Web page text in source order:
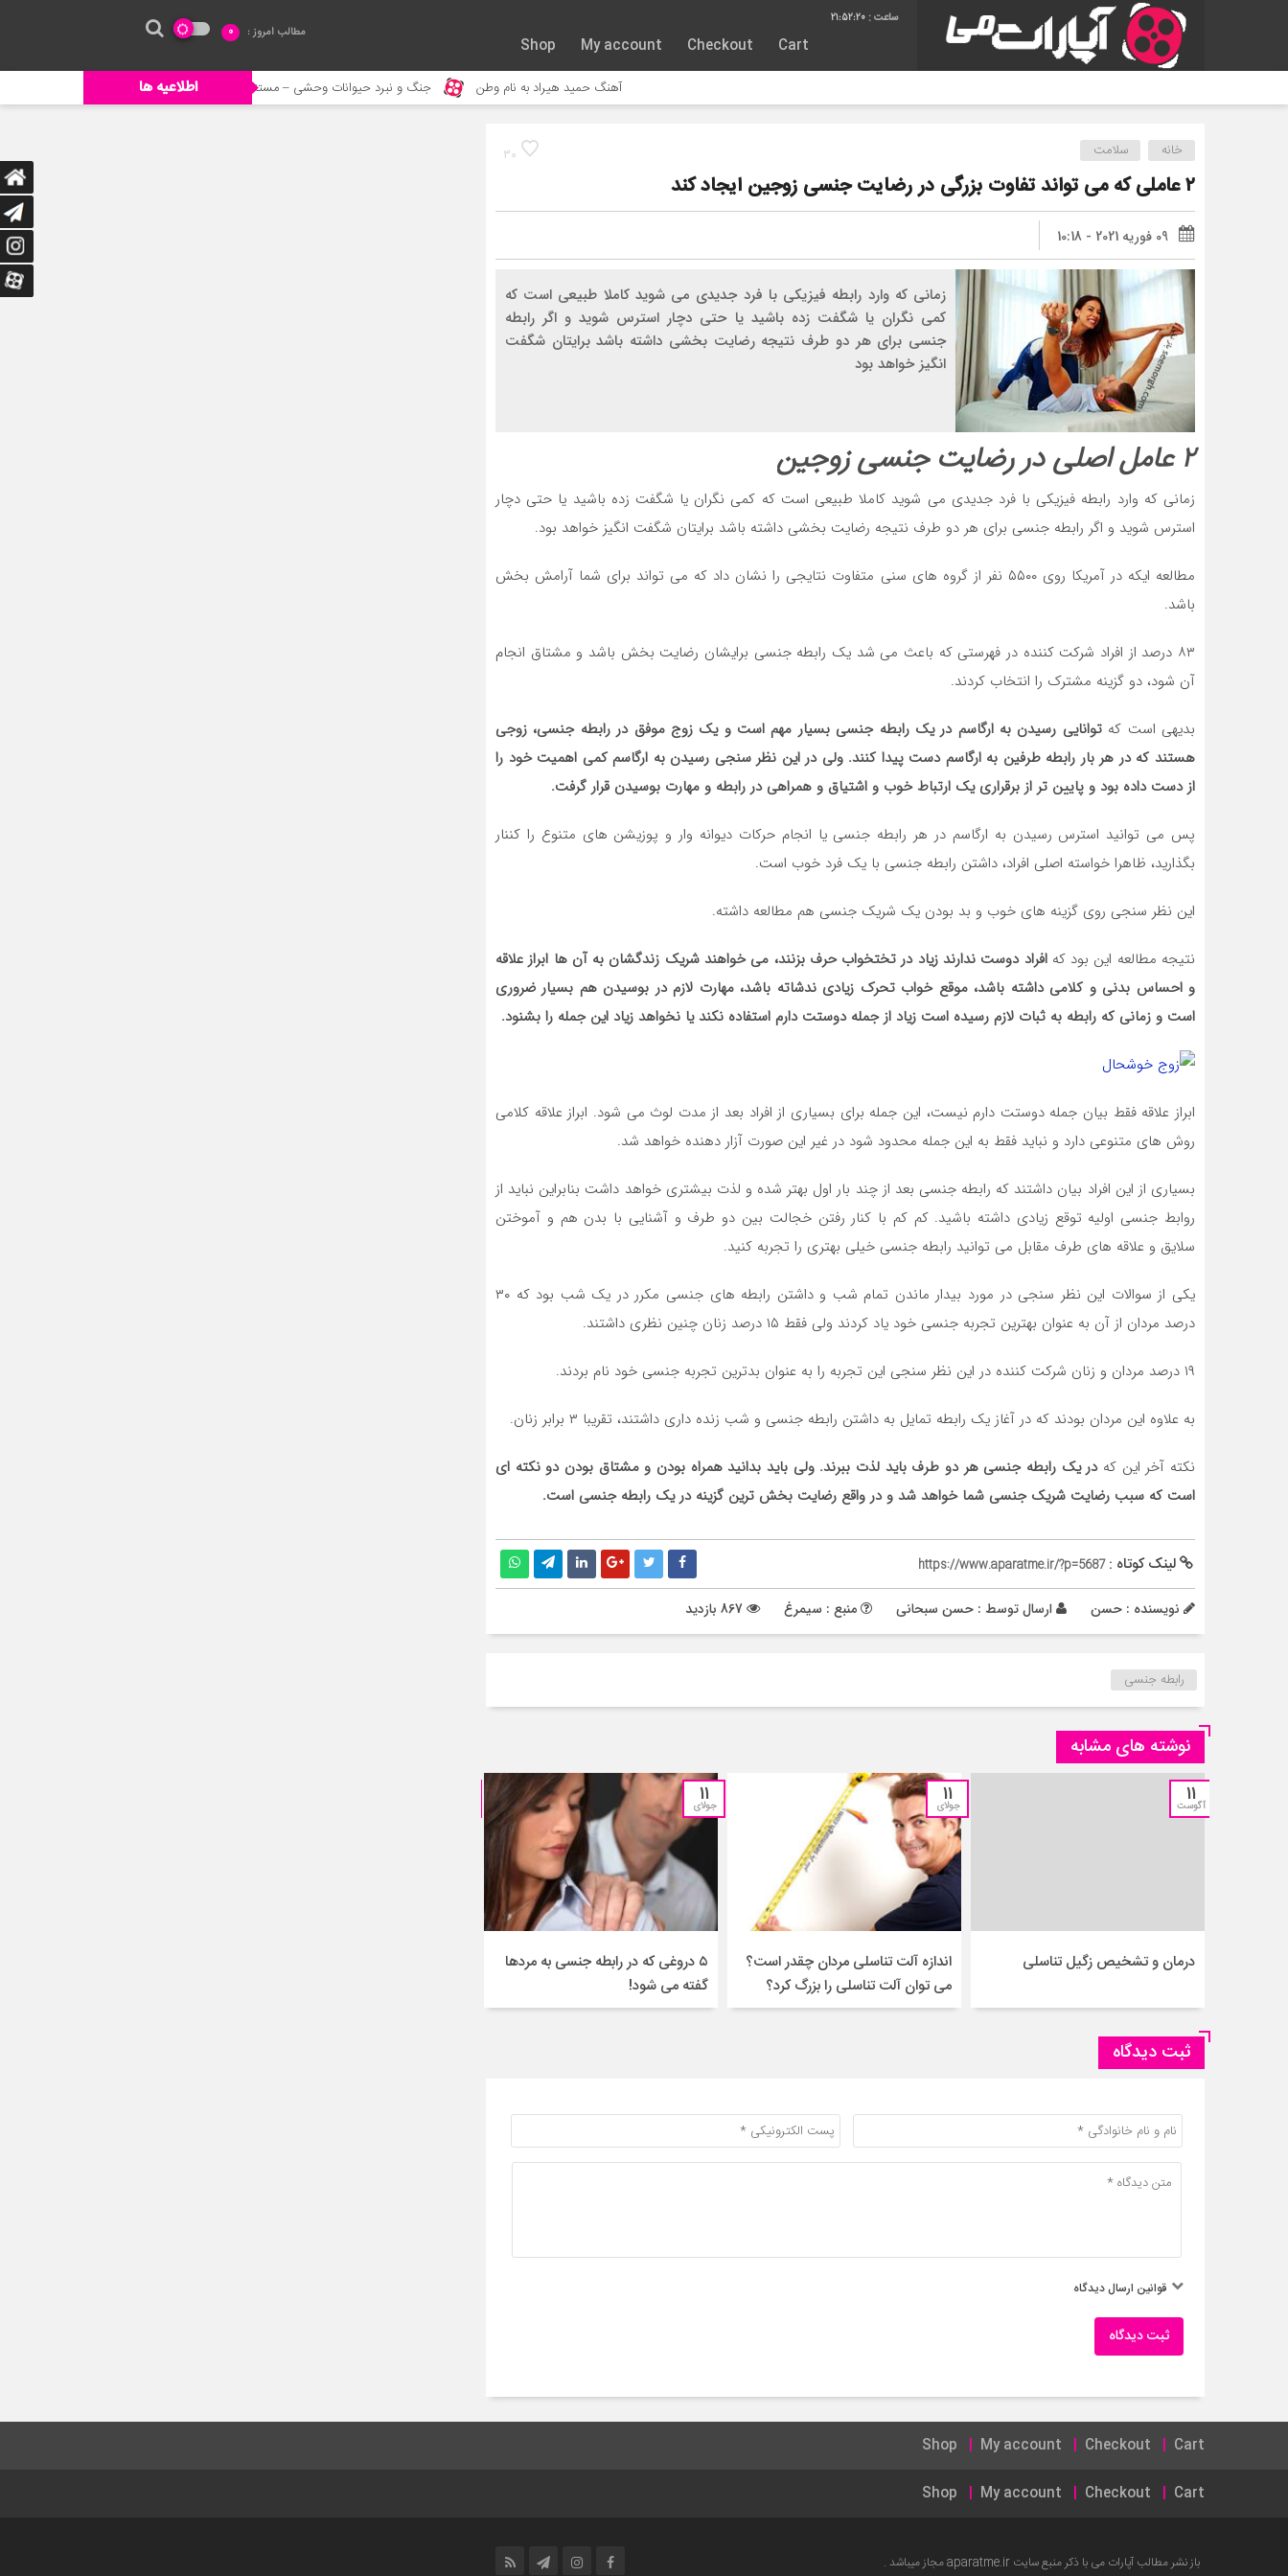
21:52:20
Cart
Checkout
My account
Shop
مطالب امروز : 0
اطلاعیه ها آهنگ حمید هیراد به نام وطن جنگ و نبرد حیوانات وحشی – مستند حیات وحش خورده شدن ادم توسط حیوانات وحشی
30 خانه سلامت
۲ عاملی که می تواند تفاوت بزرگی در رضایت جنسی زوجین ایجاد کند
09 فوریه 2021 - 10:18
زمانی که وارد رابطه فیزیکی با فرد جدیدی می شوید کاملا طبیعی است که
کمی نگران یا شگفت زده باشید یا حتی دچار استرس شوید و اگر رابطه
جنسی برای هر دو طرف نتیجه رضایت بخشی داشته باشد برایتان شگفت
انگیز خواهد بود
۲ عامل اصلی در رضایت جنسی زوجین
زمانی که وارد رابطه فیزیکی با فرد جدیدی می شوید کاملا طبیعی است که کمی نگران یا شگفت زده باشید یا حتی دچار
استرس شوید و اگر رابطه جنسی برای هر دو طرف نتیجه رضایت بخشی داشته باشد برایتان شگفت انگیز خواهد بود.
مطالعه ایکه در آمریکا روی ۵۵۰۰ نفر از گروه های سنی متفاوت نتایجی را نشان داد که می تواند برای شما آرامش بخش
باشد.
۸۳ درصد از افراد شرکت کننده در فهرستی که باعث می شد یک رابطه جنسی برایشان رضایت بخش باشد و مشتاق انجام
آن شود، دو گزینه مشترک را انتخاب کردند.
بدیهی است که توانایی رسیدن به ارگاسم در یک رابطه جنسی بسیار مهم است و یک زوج موفق در رابطه جنسی، زوجی
هستند که در هر بار رابطه طرفین به ارگاسم دست پیدا کنند. ولی در این نظر سنجی رسیدن به ارگاسم کمی اهمیت خود را
از دست داده بود و پایین تر از برقراری یک ارتباط خوب و اشتیاق و همراهی در رابطه و مهارت بوسیدن قرار گرفت.
پس می توانید استرس رسیدن به ارگاسم در هر رابطه جنسی یا انجام حرکات دیوانه وار و پوزیشن های متنوع را کننار
بگذارید، ظاهرا خواسته اصلی افراد، داشتن رابطه جنسی با یک فرد خوب است.
این نظر سنجی روی گزینه های خوب و بد بودن یک شریک جنسی هم مطالعه داشته.
نتیجه مطالعه این بود کهافراد دوست ندارند زیاد در تختخواب حرف بزنند، می خواهند شریک زندگشان به آن ها ابراز علاقه
و احساس بدنی و کلامی داشته باشد، موقع خواب تحرک زیادی ندشاته باشد، مهارت لازم در بوسیدن هم بسیار ضروری
است و زمانی که رابطه به ثبات لازم رسیده است زیاد از جمله دوستت دارم استفاده نکند یا نخواهد زیاد این جمله را بشنود.
ابراز علاقه فقط بیان جمله دوستت دارم نیست، این جمله برای بسیاری از افراد بعد از مدت لوث می شود. ابراز علاقه کلامی
روش های متنوعی دارد و نباید فقط به این جمله محدود شود در غیر این صورت آزار دهنده خواهد شد.
بسیاری از این افراد بیان داشتند که رابطه جنسی بعد از چند بار اول بهتر شده و لذت بیشتری خواهد داشت بنابراین نباید از
روابط جنسی اولیه توقع زیادی داشته باشید. کم کم با کنار رفتن خجالت بین دو طرف و آشنایی با بدن هم و آموختن
سلایق و علاقه های طرف مقابل می توانید رابطه جنسی خیلی بهتری را تجربه کنید.
یکی از سوالات این نظر سنجی در مورد بیدار ماندن تمام شب و داشتن رابطه های جنسی مکرر در یک شب بود که ۳۰
درصد مردان از آن به عنوان بهترین تجربه جنسی خود یاد کردند ولی فقط ۱۵ درصد زنان چنین نظری داشتند.
۱۹ درصد مردان و زنان شرکت کننده در این نظر سنجی این تجربه را به عنوان بدترین تجربه جنسی خود نام بردند.
به علاوه این مردان بودند که در آغاز یک رابطه تمایل به داشتن رابطه جنسی و شب زنده داری داشتند، تقریبا ۳ برابر زنان.
نکته آخر این که در یک رابطه جنسی هر دو طرف باید لذت ببرند. ولی باید بدانید همراه بودن و مشتاق بودن دو نکته ای
است که سبب رضایت شریک جنسی شما خواهد شد و در واقع رضایت بخش ترین گزینه در یک رابطه جنسی است.
لینک کوتاه :https://www.aparatme.ir/?p=5687
نویسنده : حسن ارسال توسط : حسن سبحانی منبع : سیمرغ
رابطه جنسی
نوشته های مشابه
11
آگوست
درمان و تشخیص زگیل تناسلی
11
جولای
اندازه آلت تناسلی مردان چقدر است؟
می توان آلت تناسلی را بزرگ کرد؟
11
جولای
۵ دروغی که در رابطه جنسی به مردها
گفته می شود!
ثبت دیدگاه
قوانین ارسال دیدگاه
ثبت دیدگاه
Cart
Checkout
My account
Shop
Cart
Checkout
My account
Shop
باز نشر مطالب آپارات می با ذکر منبع سایت aparatme.irمجاز میباشد .